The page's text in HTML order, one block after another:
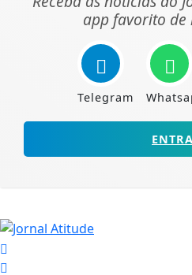
app favorito de
Telegram